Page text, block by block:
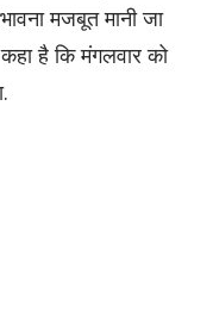
मजबूत मानी जा
है कि मंगलवार को